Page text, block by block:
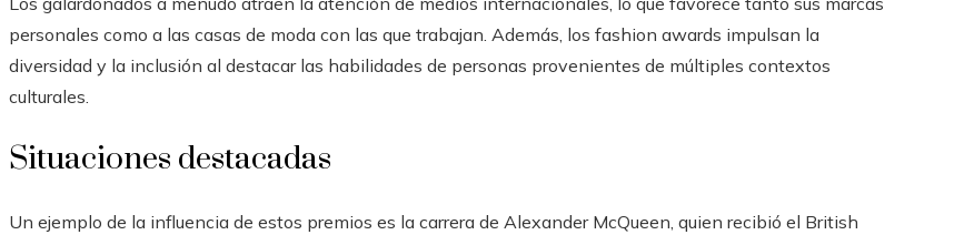
personales como a las casas de moda con las que trabajan. Además, los fashion awards impulsan la
diversidad y la inclusión al destacar las habilidades de personas provenientes de múltiples contextos
culturales.
Situaciones destacadas
Un ejemplo de la influencia de estos premios es la carrera de Alexander McQueen, quien recibió el British